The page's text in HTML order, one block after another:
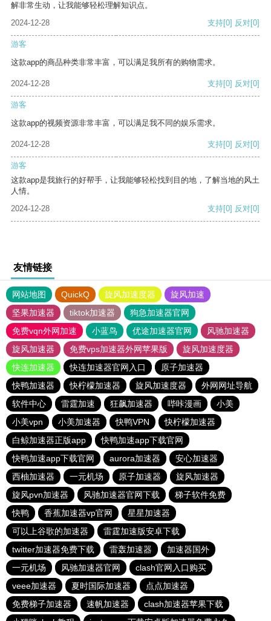
解非常生动，让我能够轻松理解知识点。
2024-12-28
支持[0] 反对[0]
游客
这款app的商品种类非常丰富，可以满足我所有的购物需求。
2024-12-28 支持[0] 反对[0]
游客
这款app的视频资源非常丰富，可以满足我不同的娱乐需求。
2024-12-28 支持[0] 反对[0]
游客
这款app是我旅行的好帮手，让我能够轻松找到目的地，了解当地的风土
人情。
2024-12-28
支持[0] 反对[0]
友情链接
网站地图 QuickQ 旋风加速度器
旋风加速
坚果加速器
tiktok加速器
狗急加速器官网
免费vqn外网加速
小蓝鸟 优途加速器官网
风驰加速器
旋风加速器
免费vps加速器外网苹果版
旋风加速度器
快连加速器
快连加速器官网入口
原子加速器
快鸭加速器
快柠檬加速器 旋风加速度器
外网网址导航
软件中心
雷霆加速 狂飙加速器 哔咔漫画
小美
小美vpn
小美加速器 快鸭VPN
快柠檬加速器
白鲸加速器正版app
快鸭加速app下载官网
快鸭加速app下载官网
aurora加速器
安心加速器
西柚加速器
一元机场 原子加速器
旋风加速器
旋风pvn加速器
风驰加速器官网下载
梯子软件免费
快鸭
香蕉加速器vp官网
星星加速器
可以上谷歌的加速器
雷霆加速版安卓下载
twitter加速器免费下载
雷轰加速器
加速器国外
一元机场
风驰加速器官网
clash官网入口购买
veee加速器
夏时国际加速器
点点加速器
免费梯子加速器
速帆加速器
clash加速器苹果下载